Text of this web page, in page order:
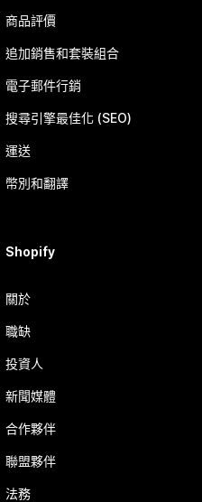
商品評價
追加銷售和套裝組合
電子郵件行銷
搜尋引擎最佳化 (SEO)
運送
幣別和翻譯
Shopify
關於
職缺
投資人
新聞媒體
合作夥伴
聯盟夥伴
法務